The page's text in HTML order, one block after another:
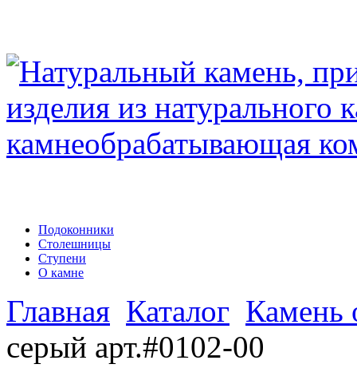
Подоконники
Столешницы
Ступени
О камне
Главная Каталог Камень
серый арт.#0102-00